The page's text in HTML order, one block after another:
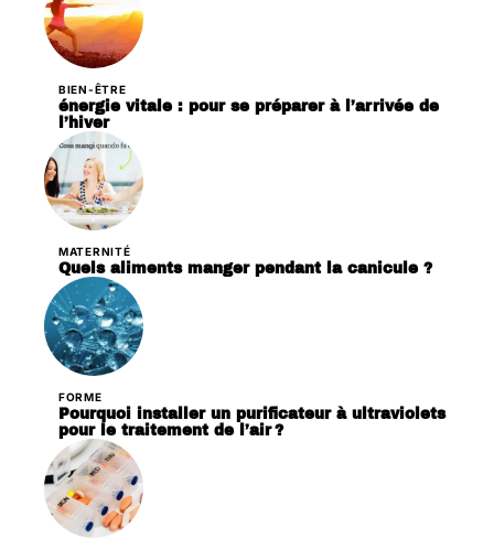
BIEN-ÊTRE
énergie vitale : pour se préparer à l’arrivée de
l’hiver
MATERNITÉ
Quels aliments manger pendant la canicule ?
FORME
Pourquoi installer un purificateur à ultraviolets
pour le traitement de l’air ?